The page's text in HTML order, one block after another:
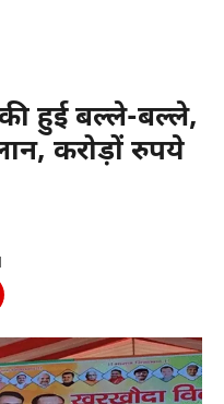
हुई बल्ले-बल्ले,
करोड़ों रुपये